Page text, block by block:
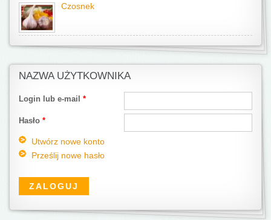
Czosnek
NAZWA UŻYTKOWNIKA
Login lub e-mail *
Hasło *
Utwórz nowe konto
Prześlij nowe hasło